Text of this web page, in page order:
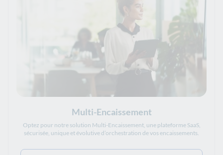
Multi-Encaissement
Optez pour notre solution Multi-Encaissement, une plateforme SaaS,
sécurisée, unique et évolutive d’orchestration de vos encaissements.